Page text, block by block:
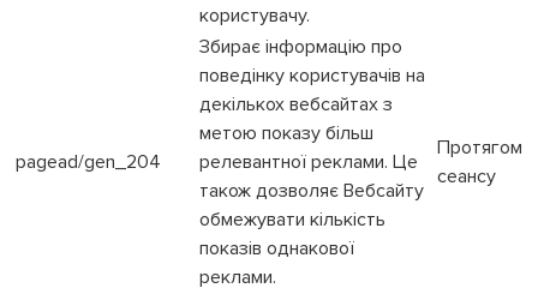
користувачу.
pagead/gen_204
Збирає інформацію про
поведінку користувачів на
декількох вебсайтах з
метою показу більш
релевантної реклами. Це
також дозволяє Вебсайту
обмежувати кількість
показів однакової
реклами.
Протягом
сеансу